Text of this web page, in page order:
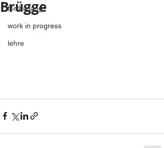
fortbildung
work in progress
lehre
Brügge